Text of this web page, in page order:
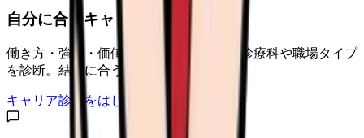
自分に合うキャリアタイプは？
働き方・強み・価値観から、向いている診療科や職場タイプ
を診断。結果に合う求人も表示。
キャリア診断をはじめる